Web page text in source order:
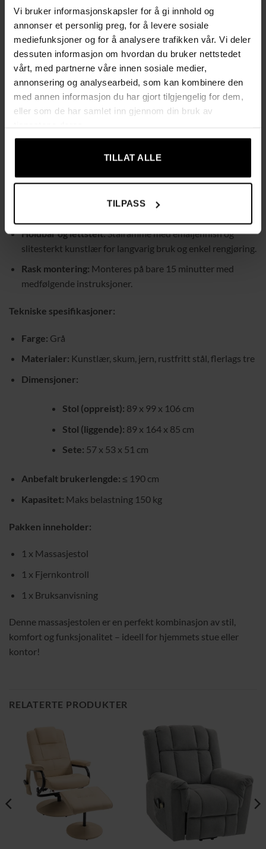
Vi bruker informasjonskapsler for å gi innhold og
annonser et personlig preg, for å levere sosiale
mediefunksjoner og for å analysere trafikken vår. Vi deler
dessuten informasjon om hvordan du bruker nettstedet
vårt, med partnerne våre innen sosiale medier,
annonsering og analysearbeid, som kan kombinere den
med annen informasjon du har gjort tilgjengelig for dem,
eller som de har samlet inn gjennom din bruk av
TILLAT ALLE
TILPASS
Fleksible massasjealternativer: Velg mellom 2
intensiteter og 5 moduser med tidtakere på 15, 30 eller 60
minutter for tilpasset velvære.
Justerbar tilbakelent posisjon:
135° og aktiver fotstøtten enkelt ved å bruke den skjulte
sidehåndtaket.
Bevegelsesfrihet:Kombinasjon av gungemekanisme og
behagelig og spenstig sitteopplevelse.
Praktiske detaljer:Integrert sidelomme for oppbevaring
av fjernkontroll eller andre små gjenstander samt 2
Holdbar og lettstelt:Stålramme med emaljefinish og
slitesterkt kunstlær for langvarig bruk og enkel rengjøring.
Rask montering: Monteres på bare 15 minutter med
medfølgende instruksjoner.
Tekniske spesifikasjoner:
Farge: Grå
Materialer: Kunstlær, skum, jern, rustfritt stål, flerlags tre
Dimensjoner:
Stol (oppreist): 89 x 99 x 106 cm
Stol (liggende): 89 x 164 x 85 cm
Sete: 57 x 53 x 51 cm
Anbefalt brukerlengde: ≤ 190 cm
Kapasitet: Maks belastning 150 kg
Pakken inneholder:
1 x Massasjestol
1 x Fjernkontroll
1 x Bruksanvisning
Denne massasjestolen er en perfekt kombinasjon av stil,
komfort og funksjonalitet – ideell for hjemmets stue eller
kontor!
RELATERTE PRODUKTER